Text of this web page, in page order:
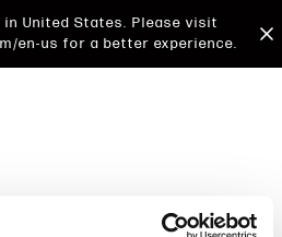
United States. Please visit
en-us for a better experience.